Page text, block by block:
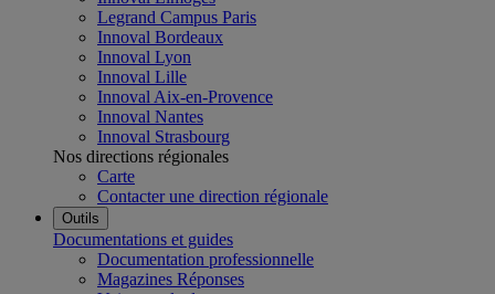
Legrand Campus Paris
Innoval Bordeaux
Innoval Lyon
Innoval Lille
Innoval Aix-en-Provence
Innoval Nantes
Innoval Strasbourg
Nos directions régionales
Carte
Contacter une direction régionale
Outils
Documentations et guides
Documentation professionnelle
Magazines Réponses